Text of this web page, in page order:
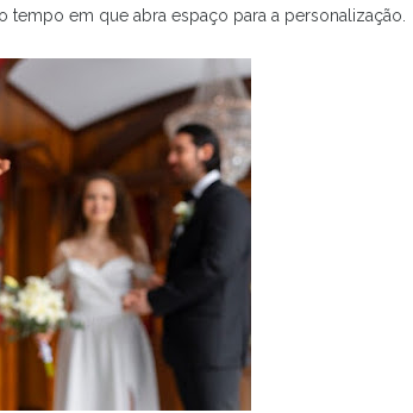
tempo em que abra espaço para a personalização.